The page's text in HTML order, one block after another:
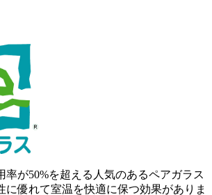
率が50%を超える人気のあるペアガラス
に優れて室温を快適に保つ効果がありま